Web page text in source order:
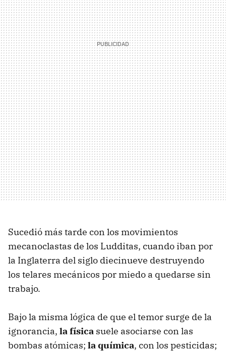
Sucedió más tarde con los movimientos
mecanoclastas de los Ludditas, cuando iban por
la Inglaterra del siglo diecinueve destruyendo
los telares mecánicos por miedo a quedarse sin
trabajo.
Bajo la misma lógica de que el temor surge de la
ignorancia, la física suele asociarse con las
bombas atómicas; la química, con los pesticidas;